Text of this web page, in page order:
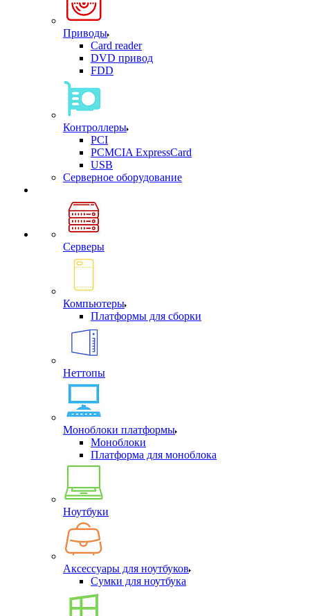
Приводы
Card reader
DVD привод
FDD
Контроллеры
PCI
PCMCIA ExpressCard
USB
Cерверное оборудование
Серверы
Компьютеры
Платформы для сборки
Неттопы
Моноблоки платформы
Моноблоки
Платформа для моноблока
Ноутбуки
Аксессуары для ноутбуков
Сумки для ноутбука